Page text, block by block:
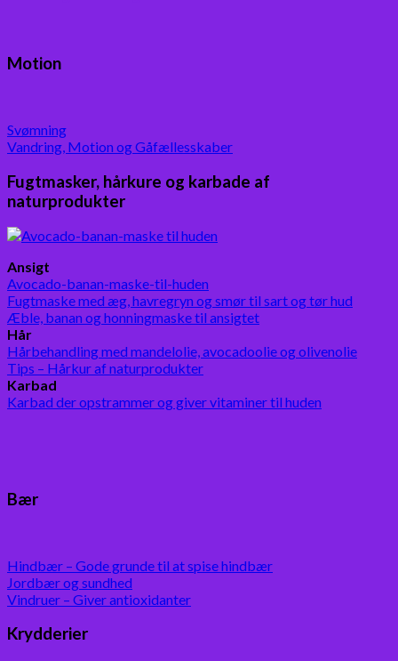
Motion
Svømning
Vandring, Motion og Gåfællesskaber
Fugtmasker, hårkure og karbade af
naturprodukter
Ansigt
Avocado-banan-maske-til-huden
Fugtmaske med æg, havregryn og smør til sart og tør hud
Æble, banan og honningmaske til ansigtet
Hår
Hårbehandling med mandelolie, avocadoolie og olivenolie
Tips – Hårkur af naturprodukter
Karbad
Karbad der opstrammer og giver vitaminer til huden
Bær
Hindbær – Gode grunde til at spise hindbær
Jordbær og sundhed
Vindruer – Giver antioxidanter
Krydderier